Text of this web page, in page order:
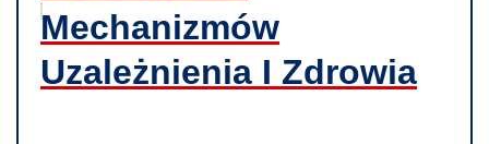
Mechanizmów
Uzależnienia I Zdrowia